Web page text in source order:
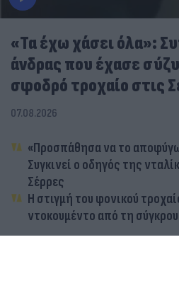
«Τα έχω χάσει όλα»:
άνδρας που έχασε
σφοδρό τροχαίο στις
07.08.2026
«Προσπάθησα να το
Συγκινεί ο οδηγός της
Σέρρες
Η στιγμή του φονικού
ντοκουμέντο από τη